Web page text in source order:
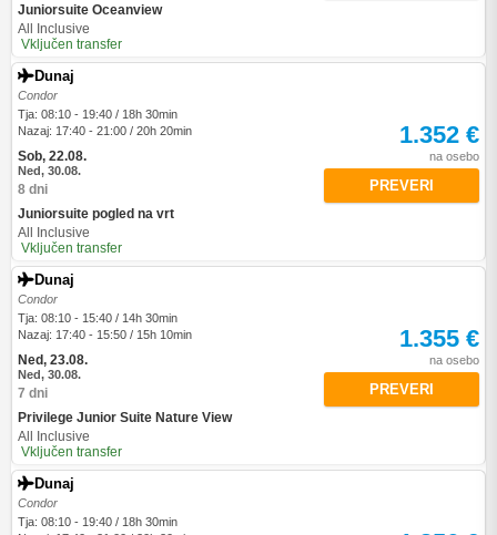
Juniorsuite Oceanview
All Inclusive
Vključen transfer
Dunaj
Condor
Tja: 08:10 - 19:40 / 18h 30min
Nazaj: 17:40 - 21:00 / 20h 20min
Sob, 22.08.
Ned, 30.08.
8 dni
Juniorsuite pogled na vrt
All Inclusive
Vključen transfer
1.352 €
na osebo
PREVERI
Dunaj
Condor
Tja: 08:10 - 15:40 / 14h 30min
Nazaj: 17:40 - 15:50 / 15h 10min
Ned, 23.08.
Ned, 30.08.
7 dni
Privilege Junior Suite Nature View
All Inclusive
Vključen transfer
1.355 €
na osebo
PREVERI
Dunaj
Condor
Tja: 08:10 - 19:40 / 18h 30min